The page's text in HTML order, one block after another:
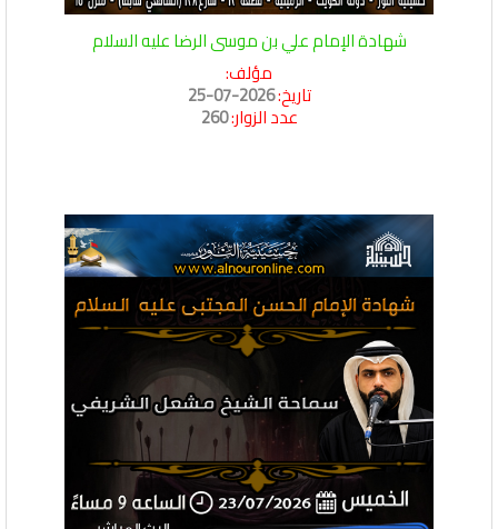
شهادة الإمام علي بن موسى الرضا عليه السلام
مؤلف:
تاريخ:2026-07-25
عدد الزوار:260